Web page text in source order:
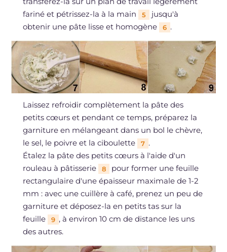
fariné et pétrissez-la à la main
5
jusqu'à
obtenir une pâte lisse et homogène
6 .
Laissez refroidir complètement la pâte des
petits cœurs et pendant ce temps, préparez la
garniture en mélangeant dans un bol le chèvre,
le sel, le poivre et la ciboulette
7 .
Étalez la pâte des petits cœurs à l'aide d'un
rouleau à pâtisserie
8
pour former une feuille
rectangulaire d'une épaisseur maximale de 1-2
mm : avec une cuillère à café, prenez un peu de
garniture et déposez-la en petits tas sur la
feuille
9 , à environ 10 cm de distance les uns
des autres.